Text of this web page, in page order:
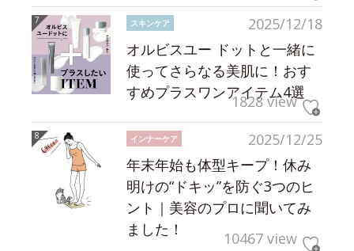
2025/12/18
スキンケア
オルビスユー ドットと一緒に
使ってさらなる美肌に！おす
すめプラスワンアイテム4選
1828 view
2025/12/25
インナーケア
年末年始も体型キープ！休み
明けの“ドキッ”を防ぐ3つのヒ
ント｜美容のプロに聞いてみ
ました！
10467 view